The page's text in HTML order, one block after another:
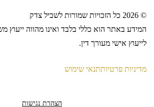
© 2026 כל הזכויות שמורות לשביל צדק
המידע באתר הוא כללי בלבד ואינו מהווה ייעוץ
לייעוץ אישי מעורך דין.
מדיניות פרטיותתנאי שימוש
הצהרת נגישות